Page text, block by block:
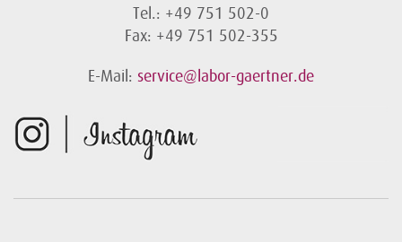
Tel.: +49 751 502-0
Fax: +49 751 502-355
E-Mail: service@labor-gaertner.de